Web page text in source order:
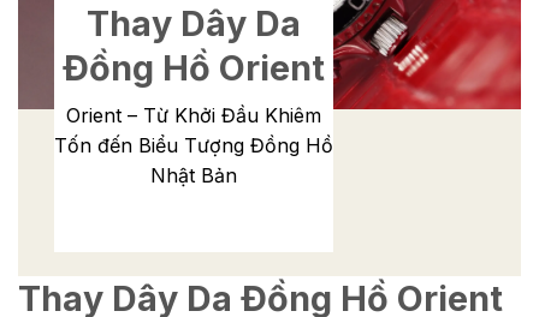
Thay Dây Da
Đồng Hồ Orient
Orient – Từ Khởi Đầu Khiêm
Tốn đến Biểu Tượng Đồng Hồ
Nhật Bản
Thay Dây Da Đồng Hồ Orient